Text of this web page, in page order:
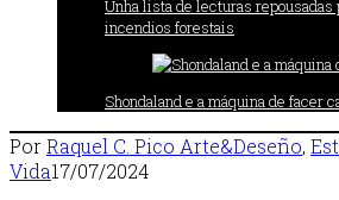
Unha lista de lecturas repousadas
incendios forestais
Shondaland e a máquina de facer
PorRaquel C. Pico Arte&Deseño,
Vida17/07/2024